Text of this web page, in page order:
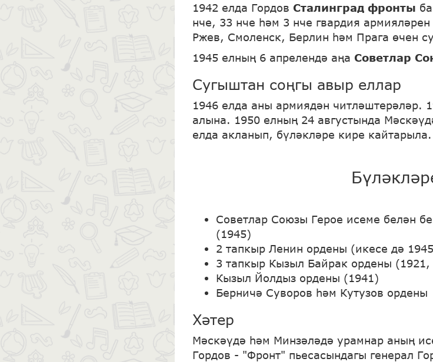
1942 елда Гордов Сталинград фронты
нче, 33 нче һәм 3 нче гвардия
Ржев, Смоленск, Берлин һәм Прага өчен
1945 елның 6 апрелендә аңа Советлар
Сугыштан соңгы авыр еллар
1946 елда аны армиядән читләштерәләр.
алына. 1950 елның 24 августында
елда акланып, бүләкләре кире кайтарыла.
Советлар Союзы Герое исеме белән
(1945)
2 тапкыр Ленин ордены (икесе дә
3 тапкыр Кызыл Байрак ордены (1921,
Кызыл Йолдыз ордены (1941)
Берничә Суворов һәм Кутузов ордены
Хәтер
Мәскәүдә һәм Минзәләдә урамнар аның
Гордов - "Фронт" пьесасындагы генерал